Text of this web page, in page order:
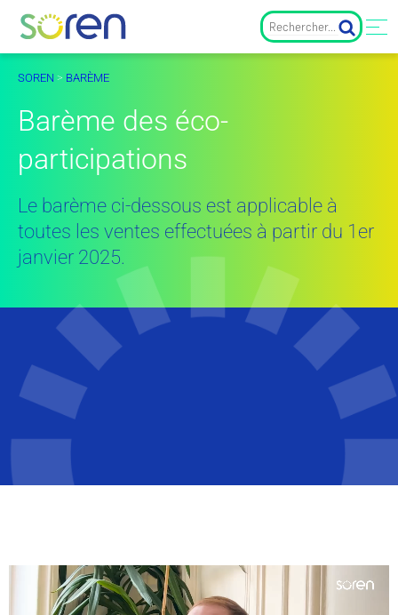
SOREN > BARÈME
Barème des éco-
participations
Le barème ci-dessous est applicable à
toutes les ventes effectuées à partir du 1er
janvier 2025.